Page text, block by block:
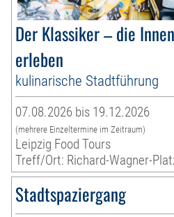
Der Klassiker – die
erleben
kulinarische Stadtführung
07.08.2026 bis 19.12.2026
(mehrere Einzeltermine im Zeitraum)
Leipzig Food Tours
Treff/Ort: Richard-Wagner-
Stadtspaziergang